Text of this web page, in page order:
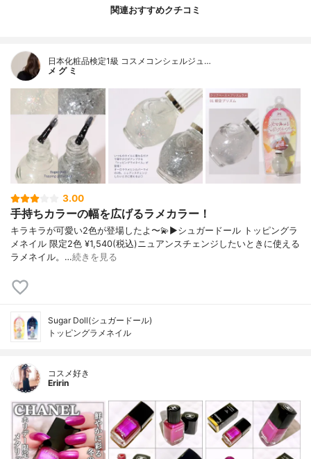
関連おすすめクチコミ
日本化粧品検定1級 コスメコンシェルジュ…
メ グ ミ
3.00
手持ちカラーの幅を広げるラメカラー！
キラキラが可愛い2色が登場したよ〜💫▶︎シュガードール トッピングラ
メネイル 限定2色 ¥1,540(税込)ニュアンスチェンジしたいときに使える
ラメネイル。…続きを見る
Sugar Doll(シュガードール)
トッピングラメネイル
コスメ好き
Eririn